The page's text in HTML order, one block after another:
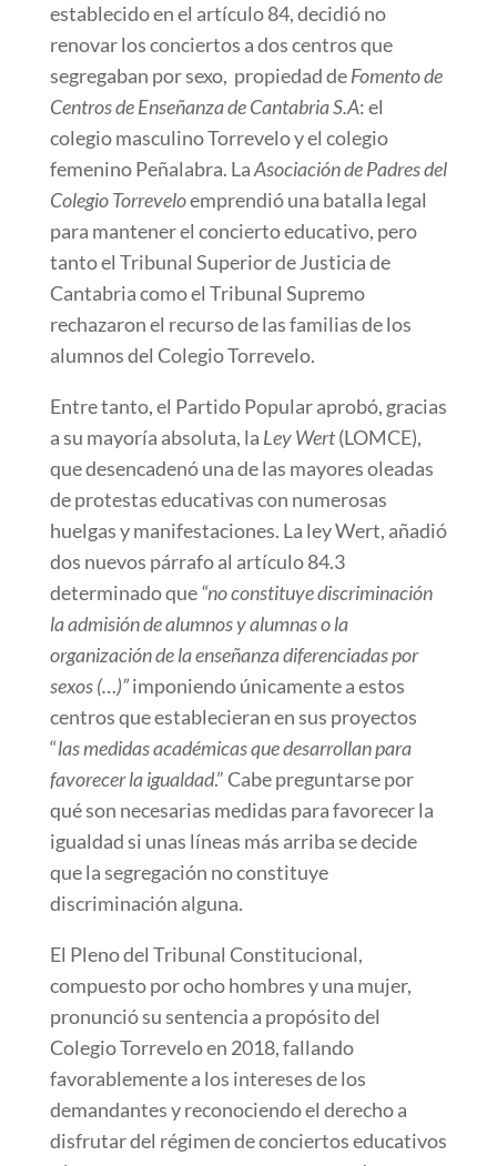
establecido en el artículo 84, decidió no
renovar los conciertos a dos centros que
segregaban por sexo, propiedad deFomento de
Centros de Enseñanza de Cantabria S.A: el
colegio masculino Torrevelo y el colegio
femenino Peñalabra. LaAsociación de Padres del
Colegio Torreveloemprendió una batalla legal
para mantener el concierto educativo, pero
tanto el Tribunal Superior de Justicia de
Cantabria como el Tribunal Supremo
rechazaron el recurso de las familias de los
alumnos del Colegio Torrevelo.
Entre tanto, el Partido Popular aprobó, gracias
a su mayoría absoluta, la Ley Wert(LOMCE),
que desencadenó una de las mayores oleadas
de protestas educativas con numerosas
huelgas y manifestaciones. La ley Wert, añadió
dos nuevos párrafo al artículo 84.3
determinado que“no constituye discriminación
la admisión de alumnos y alumnas o la
organización de la enseñanza diferenciadas por
sexos (…)”imponiendo únicamente a estos
centros que establecieran en sus proyectos
“las medidas académicas que desarrollan para
favorecer la igualdad.” Cabe preguntarse por
qué son necesarias medidas para favorecer la
igualdad si unas líneas más arriba se decide
que la segregación no constituye
discriminación alguna.
El Pleno del Tribunal Constitucional,
compuesto por ocho hombres y una mujer,
pronunció su sentencia a propósito del
Colegio Torrevelo en 2018, fallando
favorablemente a los intereses de los
demandantes y reconociendo el derecho a
disfrutar del régimen de conciertos educativos